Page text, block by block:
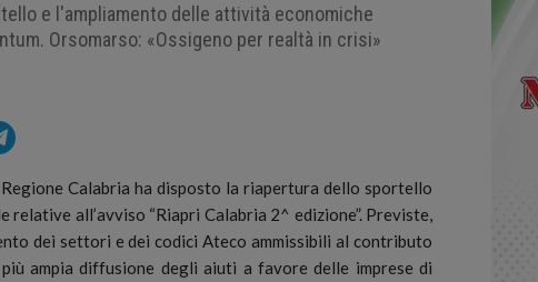
e l'ampliamento delle attività economiche
Orsomarso: «Ossigeno per realtà in crisi»
Calabria ha disposto la riapertura dello sportello
relative all’avviso “Riapri Calabria 2^ edizione”. Previste,
dei settori e dei codici Ateco ammissibili al contributo
ampia diffusione degli aiuti a favore delle imprese di